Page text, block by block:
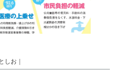
しお